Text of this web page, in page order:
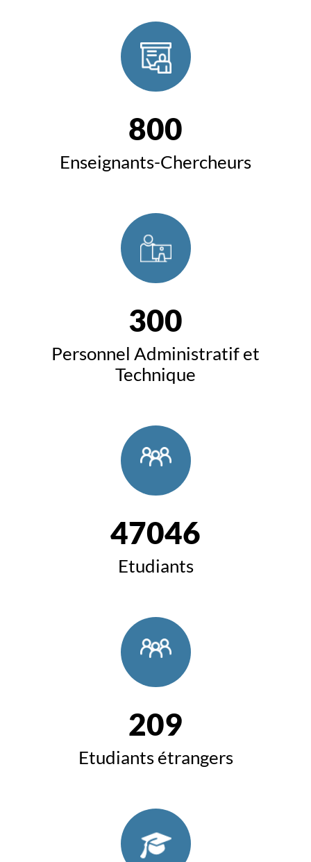
800
Enseignants-Chercheurs
300
Personnel Administratif et
Technique
47046
Etudiants
209
Etudiants étrangers